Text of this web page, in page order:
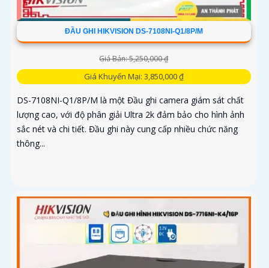
ĐẦU GHI HIKVISION DS-7108NI-Q1/8P/M
Giá Bán: 5,250,000 ₫
Giá Khuyến Mại: 3,850,000 ₫
DS-7108NI-Q1/8P/M là một Đầu ghi camera giám sát chất
lượng cao, với độ phân giải Ultra 2k đảm bảo cho hình ảnh
sắc nét và chi tiết. Đầu ghi này cung cấp nhiều chức năng
thông...